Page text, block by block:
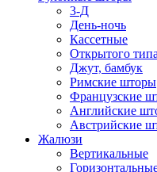
3-Д
День-ночь
Кассетные
Открытого типа
Джут, бамбук
Римские шторы
Французские
Английские
Австрийские
Жалюзи
Вертикальные